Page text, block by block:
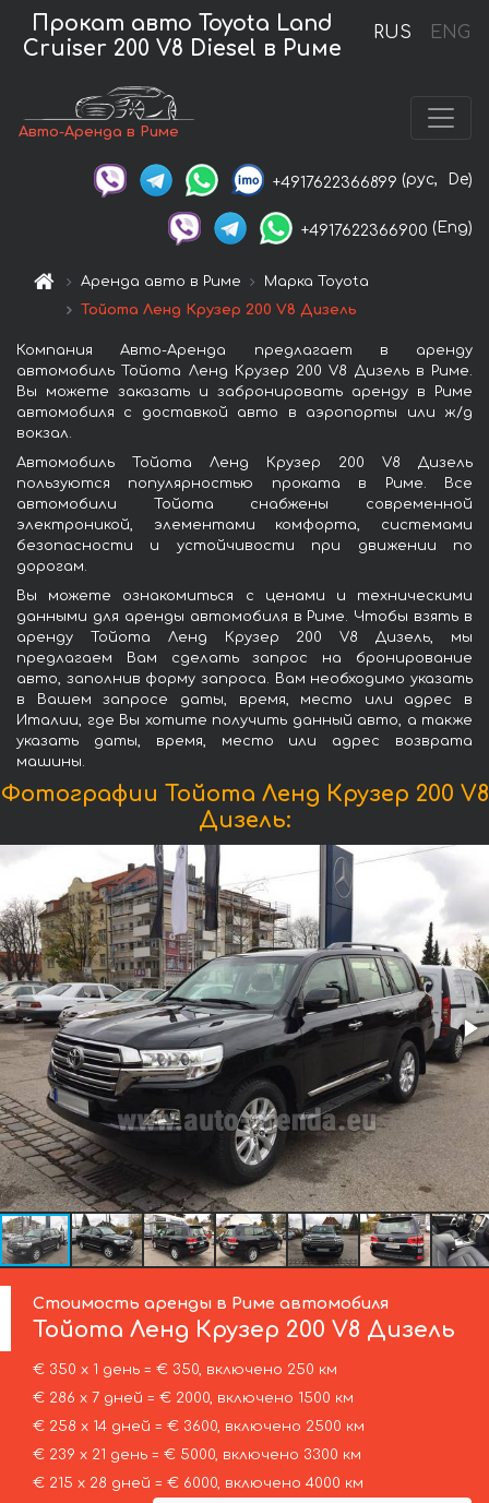
RUS ENG
Прокат авто Toyota Land
Cruiser 200 V8 Diesel в Риме
Авто-Аренда в Риме
+4917622366899 (рус, De)
+4917622366900 (Eng)
Аренда авто в Риме
Марка Toyota
Тойота Ленд Крузер 200 V8 Дизель
Компания Авто-Аренда предлагает в аренду
автомобиль Тойота Ленд Крузер 200 V8 Дизель в Риме.
Вы можете заказать и забронировать аренду в Риме
автомобиля с доставкой авто в аэропорты или ж/д
вокзал.
Автомобиль Тойота Ленд Крузер 200 V8 Дизель
пользуются популярностью проката в Риме. Все
автомобили Тойота снабжены современной
электроникой, элементами комфорта, системами
безопасности и устойчивости при движении по
дорогам.
Вы можете ознакомиться с ценами и техническими
данными для аренды автомобиля в Риме. Чтобы взять в
аренду Тойота Ленд Крузер 200 V8 Дизель, мы
предлагаем Вам сделать запрос на бронирование
авто, заполнив форму запроса. Вам необходимо указать
в Вашем запросе даты, время, место или адрес в
Италии, где Вы хотите получить данный авто, а также
указать даты, время, место или адрес возврата
машины.
Фотографии Тойота Ленд Крузер 200 V8
Дизель:
Стоимость аренды в Риме автомобиля
Тойота Ленд Крузер 200 V8 Дизель
€ 350 х 1 день = € 350, включено 250 км
€ 286 х 7 дней = € 2000, включено 1500 км
€ 258 х 14 дней = € 3600, включено 2500 км
€ 239 х 21 день = € 5000, включено 3300 км
€ 215 х 28 дней = € 6000, включено 4000 км